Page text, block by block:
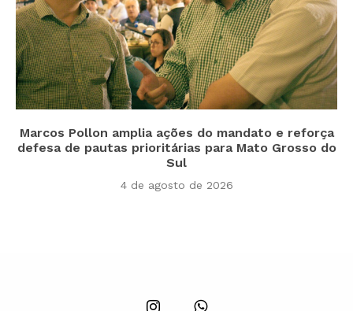
Marcos Pollon amplia ações do mandato e reforça
defesa de pautas prioritárias para Mato Grosso do
Sul
4 de agosto de 2026